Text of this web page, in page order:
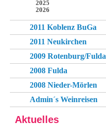
2025
2026
2011 Koblenz BuGa
2011 Neukirchen
2009 Rotenburg/Fulda
2008 Fulda
2008 Nieder-Mörlen
Admin´s Weinreisen
Aktuelles